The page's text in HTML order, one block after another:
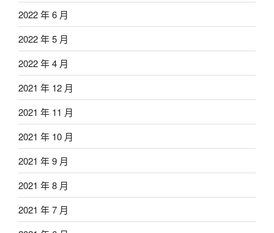
2022 年 6 月
2022 年 5 月
2022 年 4 月
2021 年 12 月
2021 年 11 月
2021 年 10 月
2021 年 9 月
2021 年 8 月
2021 年 7 月